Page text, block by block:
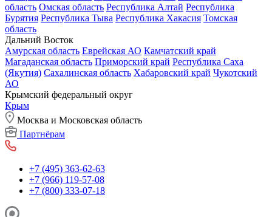
область Омская область Республика Алтай Республика
Бурятия Республика Тыва Республика Хакасия Томская
область
Дальний Восток
Амурская область Еврейская АО Камчатский край
Магаданская область Приморский край Республика Саха
(Якутия) Сахалинская область Хабаровский край Чукотский
АО
Крымский федеральный округ
Крым
Москва и Московская область
Партнёрам
+7 (495) 363-62-63
+7 (966) 119-57-08
+7 (800) 333-07-18